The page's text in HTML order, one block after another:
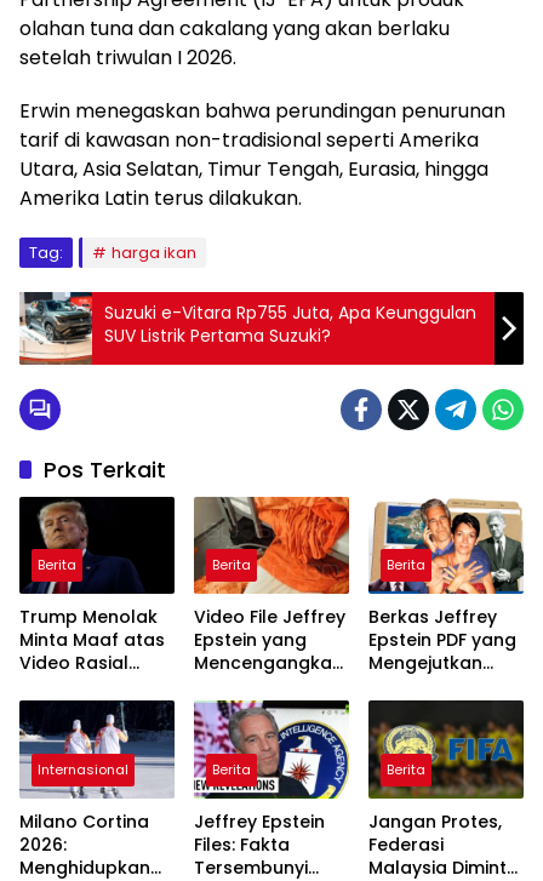
olahan tuna dan cakalang yang akan berlaku
setelah triwulan I 2026.
Erwin menegaskan bahwa perundingan penurunan
tarif di kawasan non-tradisional seperti Amerika
Utara, Asia Selatan, Timur Tengah, Eurasia, hingga
Amerika Latin terus dilakukan.
Tag: harga ikan
Suzuki e-Vitara Rp755 Juta, Apa Keunggulan
SUV Listrik Pertama Suzuki?
Pos Terkait
Berita
Trump Menolak
Minta Maaf atas
Video Rasial
Obama dan
Istrinya
Berita
Video File Jeffrey
Epstein yang
Mencengangkan
Berita
Berkas Jeffrey
Epstein PDF yang
Mengejutkan
Internet
Internasional
Milano Cortina
2026:
Menghidupkan
Berita
Jeffrey Epstein
Files: Fakta
Tersembunyi
Berita
Jangan Protes,
Federasi
Malaysia Diminta